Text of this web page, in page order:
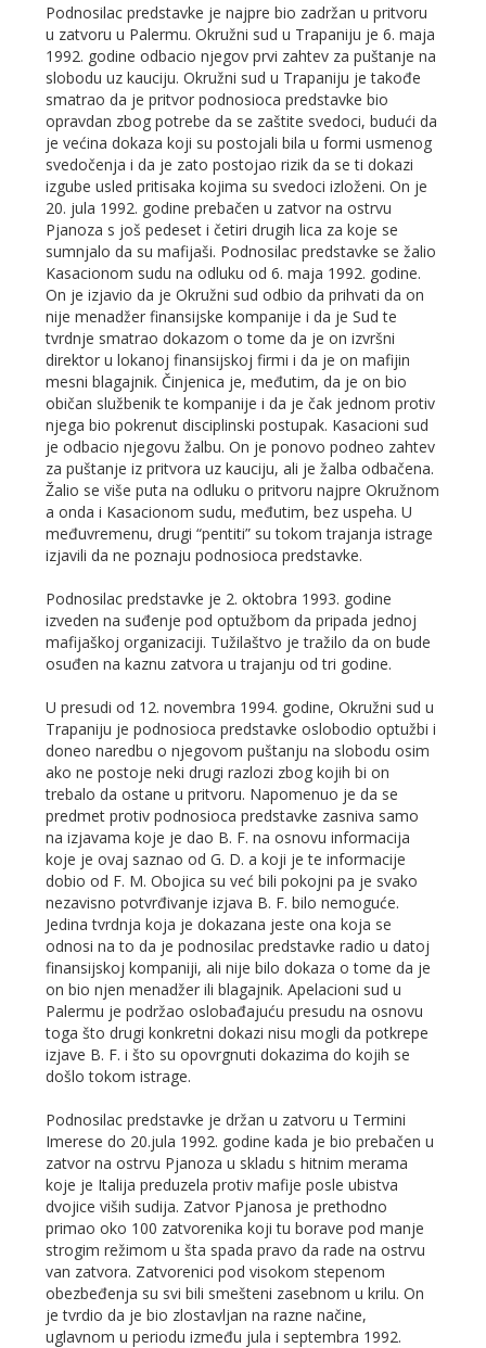
Podnosilac predstavke je najpre bio zadržan u pritvoru
u zatvoru u Palermu. Okružni sud u Trapaniju je 6. maja
1992. godine odbacio njegov prvi zahtev za puštanje na
slobodu uz kauciju. Okružni sud u Trapaniju je takođe
smatrao da je pritvor podnosioca predstavke bio
opravdan zbog potrebe da se zaštite svedoci, budući da
je većina dokaza koji su postojali bila u formi usmenog
svedočenja i da je zato postojao rizik da se ti dokazi
izgube usled pritisaka kojima su svedoci izloženi. On je
20. jula 1992. godine prebačen u zatvor na ostrvu
Pjanoza s još pedeset i četiri drugih lica za koje se
sumnjalo da su mafijaši. Podnosilac predstavke se žalio
Kasacionom sudu na odluku od 6. maja 1992. godine.
On je izjavio da je Okružni sud odbio da prihvati da on
nije menadžer finansijske kompanije i da je Sud te
tvrdnje smatrao dokazom o tome da je on izvršni
direktor u lokanoj finansijskoj firmi i da je on mafijin
mesni blagajnik. Činjenica je, međutim, da je on bio
običan službenik te kompanije i da je čak jednom protiv
njega bio pokrenut disciplinski postupak. Kasacioni sud
je odbacio njegovu žalbu. On je ponovo podneo zahtev
za puštanje iz pritvora uz kauciju, ali je žalba odbačena.
Žalio se više puta na odluku o pritvoru najpre Okružnom
a onda i Kasacionom sudu, međutim, bez uspeha. U
međuvremenu, drugi “pentiti” su tokom trajanja istrage
izjavili da ne poznaju podnosioca predstavke.
Podnosilac predstavke je 2. oktobra 1993. godine
izveden na suđenje pod optužbom da pripada jednoj
mafijaškoj organizaciji. Tužilaštvo je tražilo da on bude
osuđen na kaznu zatvora u trajanju od tri godine.
U presudi od 12. novembra 1994. godine, Okružni sud u
Trapaniju je podnosioca predstavke oslobodio optužbi i
doneo naredbu o njegovom puštanju na slobodu osim
ako ne postoje neki drugi razlozi zbog kojih bi on
trebalo da ostane u pritvoru. Napomenuo je da se
predmet protiv podnosioca predstavke zasniva samo
na izjavama koje je dao B. F. na osnovu informacija
koje je ovaj saznao od G. D. a koji je te informacije
dobio od F. M. Obojica su već bili pokojni pa je svako
nezavisno potvrđivanje izjava B. F. bilo nemoguće.
Jedina tvrdnja koja je dokazana jeste ona koja se
odnosi na to da je podnosilac predstavke radio u datoj
finansijskoj kompaniji, ali nije bilo dokaza o tome da je
on bio njen menadžer ili blagajnik. Apelacioni sud u
Palermu je podržao oslobađajuću presudu na osnovu
toga što drugi konkretni dokazi nisu mogli da potkrepe
izjave B. F. i što su opovrgnuti dokazima do kojih se
došlo tokom istrage.
Podnosilac predstavke je držan u zatvoru u Termini
Imerese do 20.jula 1992. godine kada je bio prebačen u
zatvor na ostrvu Pjanoza u skladu s hitnim merama
koje je Italija preduzela protiv mafije posle ubistva
dvojice viših sudija. Zatvor Pjanosa je prethodno
primao oko 100 zatvorenika koji tu borave pod manje
strogim režimom u šta spada pravo da rade na ostrvu
van zatvora. Zatvorenici pod visokom stepenom
obezbeđenja su svi bili smešteni zasebnom u krilu. On
je tvrdio da je bio zlostavljan na razne načine,
uglavnom u periodu između jula i septembra 1992.